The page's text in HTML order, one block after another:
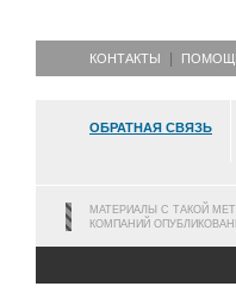
КОНТАКТЫ
ОБРАТНАЯ СВЯЗЬ
МАТЕРИАЛЫ С ТАКОЙ
КОМПАНИЙ